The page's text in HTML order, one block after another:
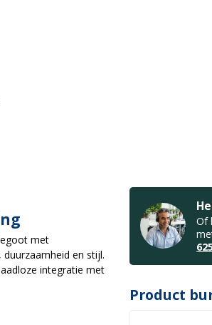
met
en stijl.
integratie met
Of
Product